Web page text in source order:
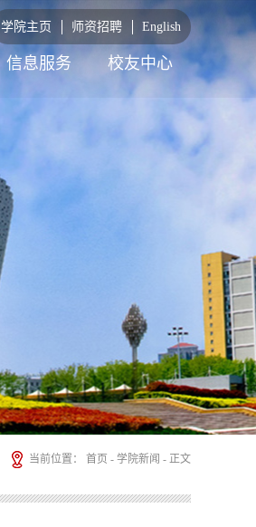
学院主页 师资招聘 English
信息服务 校友中心
当前位置： 首页 - 学院新闻 - 正文